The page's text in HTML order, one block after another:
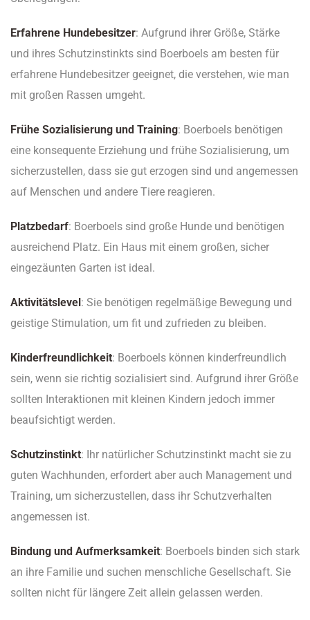
Erfahrene Hundebesitzer: Aufgrund ihrer Größe, Stärke
und ihres Schutzinstinkts sind Boerboels am besten für
erfahrene Hundebesitzer geeignet, die verstehen, wie man
mit großen Rassen umgeht.
Frühe Sozialisierung und Training: Boerboels benötigen
eine konsequente Erziehung und frühe Sozialisierung, um
sicherzustellen, dass sie gut erzogen sind und angemessen
auf Menschen und andere Tiere reagieren.
Platzbedarf: Boerboels sind große Hunde und benötigen
ausreichend Platz. Ein Haus mit einem großen, sicher
eingezäunten Garten ist ideal.
Aktivitätslevel: Sie benötigen regelmäßige Bewegung und
geistige Stimulation, um fit und zufrieden zu bleiben.
Kinderfreundlichkeit: Boerboels können kinderfreundlich
sein, wenn sie richtig sozialisiert sind. Aufgrund ihrer Größe
sollten Interaktionen mit kleinen Kindern jedoch immer
beaufsichtigt werden.
Schutzinstinkt: Ihr natürlicher Schutzinstinkt macht sie zu
guten Wachhunden, erfordert aber auch Management und
Training, um sicherzustellen, dass ihr Schutzverhalten
angemessen ist.
Bindung und Aufmerksamkeit: Boerboels binden sich stark
an ihre Familie und suchen menschliche Gesellschaft. Sie
sollten nicht für längere Zeit allein gelassen werden.